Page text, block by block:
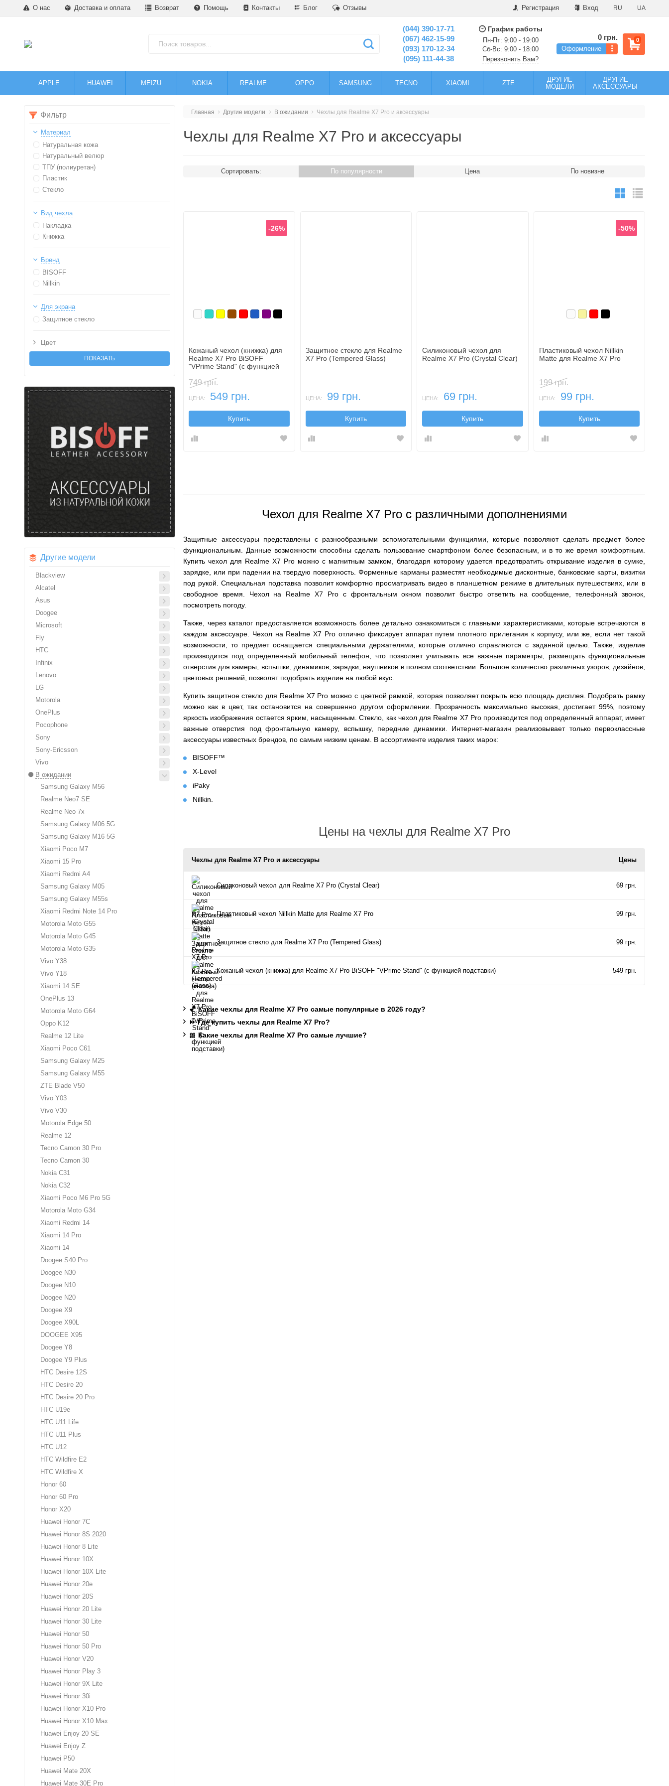
О нас Доставка и оплата Возврат Помощь Контакты Блог Отзывы Регистрация Вход RU UA
(044) 390-17-71
(067) 462-15-99
(093) 170-12-34
(095) 111-44-38
График работы
Пн-Пт: 9:00 - 19:00
Сб-Вс: 9:00 - 18:00
Перезвонить Вам?
0
0 грн.
Оформление
APPLE HUAWEI MEIZU NOKIA REALME OPPO SAMSUNG TECNO XIAOMI ZTE
ДРУГИЕ
МОДЕЛИ
ДРУГИЕ
АКСЕССУАРЫ
Фильтр
Материал
Натуральная кожа
Натуральный велюр
ТПУ (полиуретан)
Пластик
Стекло
Вид чехла
Накладка
Книжка
Бренд
BISOFF
Nillkin
Для экрана
Защитное стекло
Цвет
Другие модели
Blackview
Alcatel
Asus
Doogee
Microsoft
Fly
HTC
Infinix
Lenovo
LG
Motorola
OnePlus
Pocophone
Sony
Sony-Ericsson
Vivo
В ожидании
Samsung Galaxy M56
Realme Neo7 SE
Realme Neo 7x
Samsung Galaxy M06 5G
Samsung Galaxy M16 5G
Xiaomi Poco M7
Xiaomi 15 Pro
Xiaomi Redmi A4
Samsung Galaxy M05
Samsung Galaxy M55s
Xiaomi Redmi Note 14 Pro
Motorola Moto G55
Motorola Moto G45
Motorola Moto G35
Vivo Y38
Vivo Y18
Xiaomi 14 SE
OnePlus 13
Motorola Moto G64
Oppo K12
Realme 12 Lite
Xiaomi Poco C61
Samsung Galaxy M25
Samsung Galaxy M55
ZTE Blade V50
Vivo Y03
Vivo V30
Motorola Edge 50
Realme 12
Tecno Camon 30 Pro
Tecno Camon 30
Nokia C31
Nokia C32
Xiaomi Poco M6 Pro 5G
Motorola Moto G34
Xiaomi Redmi 14
Xiaomi 14 Pro
Xiaomi 14
Doogee S40 Pro
Doogee N30
Doogee N10
Doogee N20
Doogee X9
Doogee X90L
DOOGEE X95
Doogee Y8
Doogee Y9 Plus
HTC Desire 12S
HTC Desire 20
HTC Desire 20 Pro
HTC U19e
HTC U11 Life
HTC U11 Plus
HTC U12
HTC Wildfire E2
HTC Wildfire X
Honor 60
Honor 60 Pro
Honor X20
Huawei Honor 7C
Huawei Honor 8S 2020
Huawei Honor 8 Lite
Huawei Honor 10X
Huawei Honor 10X Lite
Huawei Honor 20e
Huawei Honor 20S
Huawei Honor 20 Lite
Huawei Honor 30 Lite
Huawei Honor 50
Huawei Honor 50 Pro
Huawei Honor V20
Huawei Honor Play 3
Huawei Honor 9X Lite
Huawei Honor 30i
Huawei Honor X10 Pro
Huawei Honor X10 Max
Huawei Enjoy 20 SE
Huawei Enjoy Z
Huawei P50
Huawei Mate 20X
Huawei Mate 30E Pro
Главная Другие модели В ожидании Чехлы для Realme X7 Pro и аксессуары
Чехлы для Realme X7 Pro и аксессуары
Сортировать: По популярности Цена По новизне
БелыйБирюзовый
Желтый
Коричневый
Красный
Синий, темный
Фиолетовый, темный
Черный
-26%
Кожаный чехол (книжка) для
Realme X7 Pro BiSOFF
"VPrime Stand" (с функцией
749 грн.
ЦЕНА: 549 грн.
Купить
Защитное стекло для Realme
X7 Pro (Tempered Glass)
ЦЕНА: 99 грн.
Купить
Силиконовый чехол для
Realme X7 Pro (Crystal Clear)
ЦЕНА: 69 грн.
Купить
БелыйЗолотой
Красный
Черный
-50%
Пластиковый чехол Nillkin
Matte для Realme X7 Pro
199 грн.
ЦЕНА: 99 грн.
Купить
Чехол для Realme X7 Pro с различными дополнениями
Защитные аксессуары представлены с разнообразными вспомогательными функциями, которые позволяют сделать предмет более
функциональным. Данные возможности способны сделать пользование смартфоном более безопасным, и в то же время комфортным.
Купить чехол для Realme X7 Pro можно с магнитным замком, благодаря которому удается предотвратить открывание изделия в сумке,
зарядке, или при падении на твердую поверхность. Форменные карманы разместят необходимые дисконтные, банковские карты, визитки
под рукой. Специальная подставка позволит комфортно просматривать видео в планшетном режиме в длительных путешествиях, или в
свободное время. Чехол на Realme X7 Pro с фронтальным окном позволит быстро ответить на сообщение, телефонный звонок,
посмотреть погоду.
Также, через каталог предоставляется возможность более детально ознакомиться с главными характеристиками, которые встречаются в
каждом аксессуаре. Чехол на Realme X7 Pro отлично фиксирует аппарат путем плотного прилегания к корпусу, или же, если нет такой
возможности, то предмет оснащается специальными держателями, которые отлично справляются с заданной целью. Также, изделие
производится под определенный мобильный телефон, что позволяет учитывать все важные параметры, размещать функциональные
отверстия для камеры, вспышки, динамиков, зарядки, наушников в полном соответствии. Большое количество различных узоров, дизайнов,
цветовых решений, позволят подобрать изделие на любой вкус.
Купить защитное стекло для Realme X7 Pro можно с цветной рамкой, которая позволяет покрыть всю площадь дисплея. Подобрать рамку
можно как в цвет, так остановится на совершенно другом оформлении. Прозрачность максимально высокая, достигает 99%, поэтому
яркость изображения остается ярким, насыщенным. Стекло, как чехол для Realme X7 Pro производится под определенный аппарат, имеет
важные отверстия под фронтальную камеру, вспышку, передние динамики. Интернет-магазин реализовывает только первоклассные
аксессуары известных брендов, по самым низким ценам. В ассортименте изделия таких марок:
BISOFF™
X-Level
iPaky
Nillkin.
Цены на чехлы для Realme X7 Pro
Чехлы для Realme X7 Pro и аксессуары Цены
Силиконовый чехол для Realme X7 Pro (Crystal Clear) 69 грн.
Пластиковый чехол Nillkin Matte для Realme X7 Pro 99 грн.
Защитное стекло для Realme X7 Pro (Tempered Glass) 99 грн.
Кожаный чехол (книжка) для Realme X7 Pro BiSOFF "VPrime Stand" (с функцией подставки) 549 грн.
💕 Какие чехлы для Realme X7 Pro самые популярные в 2026 году?
⏩ Где купить чехлы для Realme X7 Pro?
🎀 Какие чехлы для Realme X7 Pro самые лучшие?